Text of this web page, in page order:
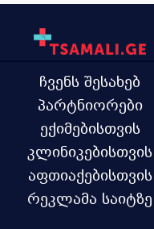
ჩვენს შესახებ
პარტნიორები
ექიმებისთვის
კლინიკებისთვის
აფთიაქებისთვის
რეკლამა საიტზე